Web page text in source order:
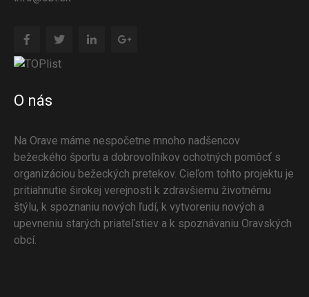
O nás
Na Orave máme nespočetne mnoho nadšencov
bežeckého športu a dobrovoľníkov ochotných pomôcť s
organizáciou bežeckých pretekov. Cieľom tohto projektu je
pritiahnutie širokej verejnosti k zdravšiemu životnému
štýlu, k spoznaniu nových ľudí, k vytvoreniu nových a
upevneniu starých priateľstiev a k spoznávaniu Oravských
obcí.